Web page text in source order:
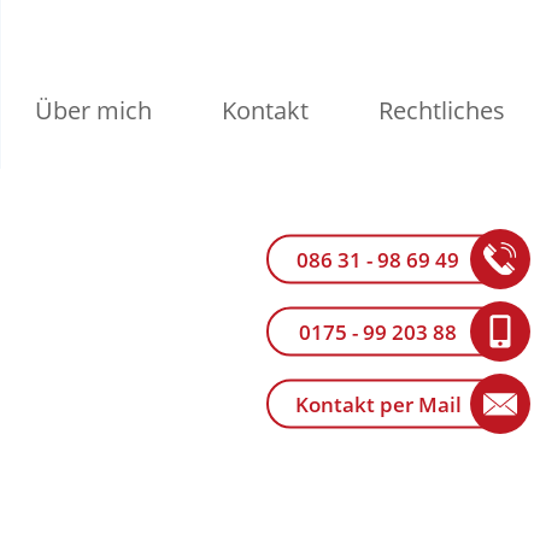
Über mich Kontakt Rechtliches
086 31 - 98 69 49
0175 - 99 203 88
Kontakt per Mail